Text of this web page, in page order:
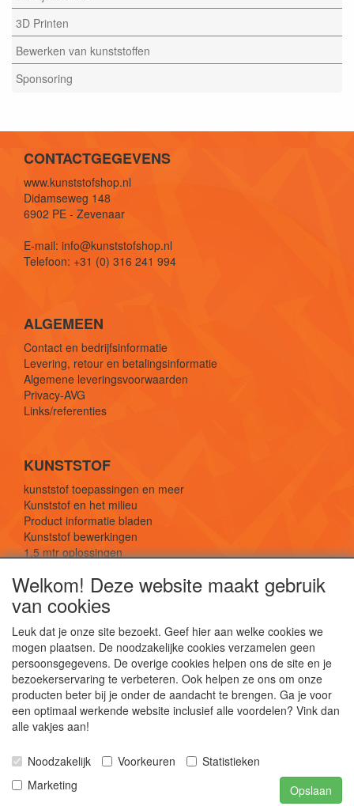
3D Printen
Bewerken van kunststoffen
Sponsoring
CONTACTGEGEVENS
www.kunststofshop.nl
Didamseweg 148
6902 PE - Zevenaar
E-mail: info@kunststofshop.nl
Telefoon: +31 (0) 316 241 994
ALGEMEEN
Contact en bedrijfsinformatie
Levering, retour en betalingsinformatie
Algemene leveringsvoorwaarden
Privacy-AVG
Links/referenties
KUNSTSTOF
kunststof toepassingen en meer
Kunststof en het milieu
Product informatie bladen
Kunststof bewerkingen
1,5 mtr oplossingen
SOCIALE MEDIA
De webshop voor kunststof platen, folies, buizen
Kunststof bewerkingen, productontwerp en
duurzame oplossingen.
Welkom! Deze website maakt gebruik
van cookies
Leuk dat je onze site bezoekt. Geef hier aan welke cookies we
mogen plaatsen. De noodzakelijke cookies verzamelen geen
persoonsgegevens. De overige cookies helpen ons de site en je
bezoekerservaring te verbeteren. Ook helpen ze ons om onze
producten beter bij je onder de aandacht te brengen. Ga je voor
een optimaal werkende website inclusief alle voordelen? Vink dan
alle vakjes aan!
Noodzakelijk Voorkeuren
Statistieken
Marketing
Opslaan